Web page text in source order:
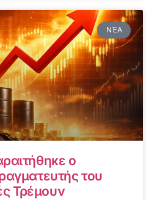
ΝΈΑ
ο
του
Τρέμουν